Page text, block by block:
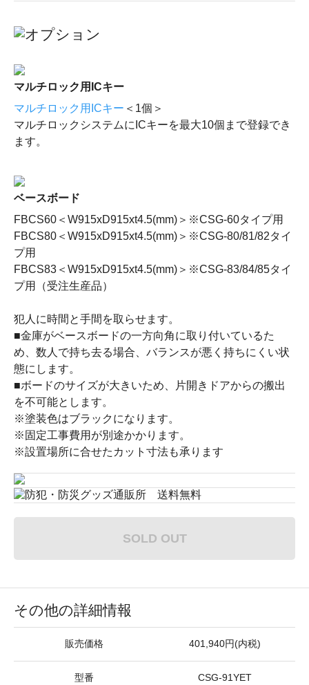
マルチロック用ICキー
マルチロック用ICキー ＜1個＞
マルチロックシステムにICキーを最大10個まで登録でき
ます。
ベースボード
FBCS60＜W915xD915xt4.5(mm)＞ ※CSG-60タイプ用
FBCS80＜W915xD915xt4.5(mm)＞ ※CSG-80/81/82タイ
プ用
FBCS83＜W915xD915xt4.5(mm)＞ ※CSG-83/84/85タイ
プ用（受注生産品）
犯人に時間と手間を取らせます。
■金庫がベースボードの一方向角に取り付いているた
め、数人で持ち去る場合、バランスが悪く持ちにくい状
態にします。
■ボードのサイズが大きいため、片開きドアからの搬出
を不可能とします。
※塗装色はブラックになります。
※固定工事費用が別途かかります。
※設置場所に合せたカット寸法も承ります
SOLD OUT
その他の詳細情報
販売価格 401,940円(内税)
型番 CSG-91YET